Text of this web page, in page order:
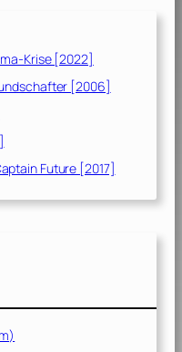
Krise [2022]
[2006]
Future [2017]